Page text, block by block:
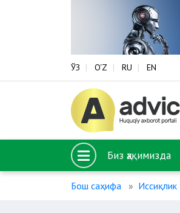
ЎЗ O‘Z RU EN
Биз ҳақимизда
Бош саҳифа